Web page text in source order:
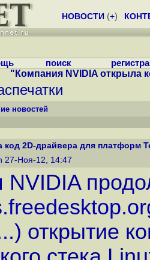
НОВОСТИ (+)
поиск
"Компания NVIDIA открыла
новостей
код 2D-драйвера для платформ
27-Ноя-12, 14:47
NVIDIA
) открытие